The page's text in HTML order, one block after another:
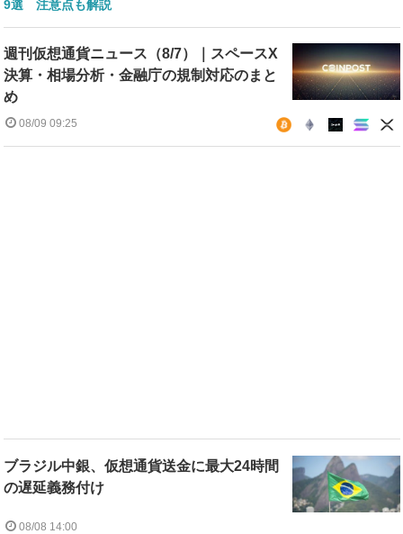
9選 注意点も解説
週刊仮想通貨ニュース（8/7）｜スペースX
決算・相場分析・金融庁の規制対応のまと
め
08/09 09:25
ブラジル中銀、仮想通貨送金に最大24時間
の遅延義務付け
08/08 14:00